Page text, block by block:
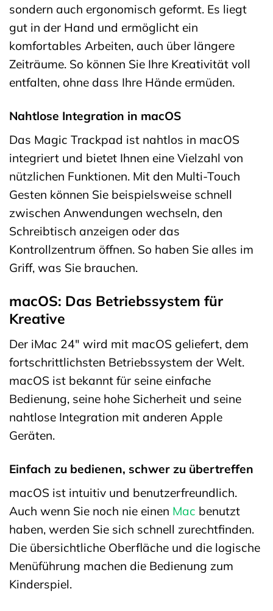
sondern auch ergonomisch geformt. Es liegt
gut in der Hand und ermöglicht ein
komfortables Arbeiten, auch über längere
Zeiträume. So können Sie Ihre Kreativität voll
entfalten, ohne dass Ihre Hände ermüden.
Nahtlose Integration in macOS
Das Magic Trackpad ist nahtlos in macOS
integriert und bietet Ihnen eine Vielzahl von
nützlichen Funktionen. Mit den Multi-Touch
Gesten können Sie beispielsweise schnell
zwischen Anwendungen wechseln, den
Schreibtisch anzeigen oder das
Kontrollzentrum öffnen. So haben Sie alles im
Griff, was Sie brauchen.
macOS: Das Betriebssystem für
Kreative
Der iMac 24″ wird mit macOS geliefert, dem
fortschrittlichsten Betriebssystem der Welt.
macOS ist bekannt für seine einfache
Bedienung, seine hohe Sicherheit und seine
nahtlose Integration mit anderen Apple
Geräten.
Einfach zu bedienen, schwer zu übertreffen
macOS ist intuitiv und benutzerfreundlich.
Auch wenn Sie noch nie einen Mac benutzt
haben, werden Sie sich schnell zurechtfinden.
Die übersichtliche Oberfläche und die logische
Menüführung machen die Bedienung zum
Kinderspiel.